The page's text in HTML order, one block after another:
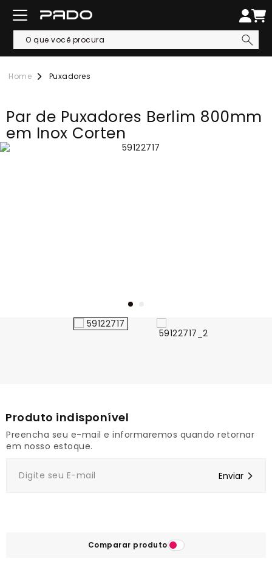
Puxadores
Par de Puxadores Berlim 800mm
em Inox Corten
Preencha seu e-mail e informaremos quando retornar
em nosso estoque.
Comparar produto